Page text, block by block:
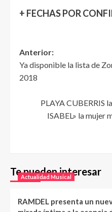
+ FECHAS POR
Anterior:
Ya disponible la lista de
2018
PLAYA CUBERRIS
ISABEL» la mujer
Te pueden interesar
Actualidad Musical
RAMDEL presenta un